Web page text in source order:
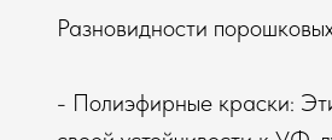
Разновидности
- Полиэфирные краски: